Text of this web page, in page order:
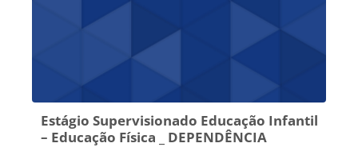
Estágio Supervisionado Educação Infantil
– Educação Física _ DEPENDÊNCIA